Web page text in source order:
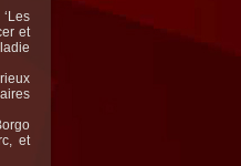
et
et